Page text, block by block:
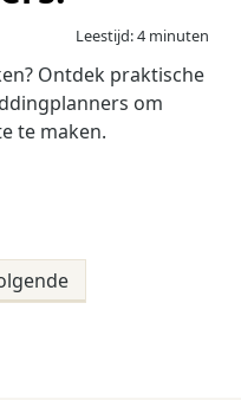
Leestijd: 4 minuten
Ontdek praktische
om
te maken.